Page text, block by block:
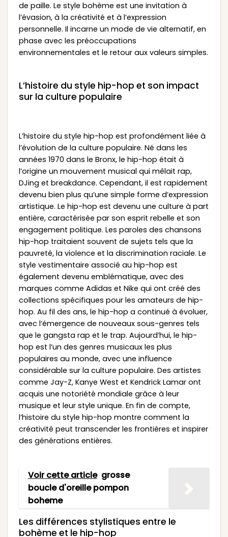
de paille. Le style bohème est une invitation à
l’évasion, à la créativité et à l’expression
personnelle. Il incarne un mode de vie alternatif, en
phase avec les préoccupations
environnementales et le retour aux valeurs simples.
L’histoire du style hip-hop et son impact
sur la culture populaire
L’histoire du style hip-hop est profondément liée à
l’évolution de la culture populaire. Né dans les
années 1970 dans le Bronx, le hip-hop était à
l’origine un mouvement musical qui mêlait rap,
DJing et breakdance. Cependant, il est rapidement
devenu bien plus qu’une simple forme d’expression
artistique. Le hip-hop est devenu une culture à part
entière, caractérisée par son esprit rebelle et son
engagement politique. Les paroles des chansons
hip-hop traitaient souvent de sujets tels que la
pauvreté, la violence et la discrimination raciale. Le
style vestimentaire associé au hip-hop est
également devenu emblématique, avec des
marques comme Adidas et Nike qui ont créé des
collections spécifiques pour les amateurs de hip-
hop. Au fil des ans, le hip-hop a continué à évoluer,
avec l’émergence de nouveaux sous-genres tels
que le gangsta rap et le trap. Aujourd’hui, le hip-
hop est l’un des genres musicaux les plus
populaires au monde, avec une influence
considérable sur la culture populaire. Des artistes
comme Jay-Z, Kanye West et Kendrick Lamar ont
acquis une notoriété mondiale grâce à leur
musique et leur style unique. En fin de compte,
l’histoire du style hip-hop montre comment la
créativité peut transcender les frontières et inspirer
des générations entières.
Voir cette article grosse
boucle d'oreille pompon
boheme
Les différences stylistiques entre le
bohème et le hip-hop